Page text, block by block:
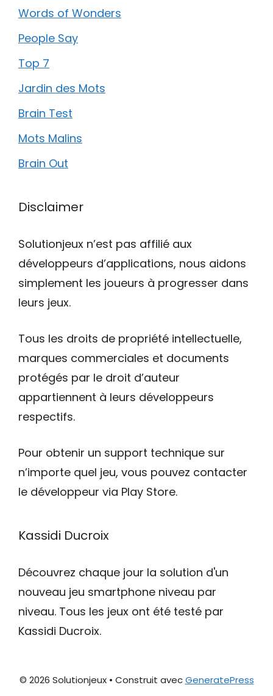
Words of Wonders
People Say
Top 7
Jardin des Mots
Brain Test
Mots Malins
Brain Out
Disclaimer
Solutionjeux n’est pas affilié aux
développeurs d’applications, nous aidons
simplement les joueurs à progresser dans
leurs jeux.
Tous les droits de propriété intellectuelle,
marques commerciales et documents
protégés par le droit d’auteur
appartiennent à leurs développeurs
respectifs.
Pour obtenir un support technique sur
n’importe quel jeu, vous pouvez contacter
le développeur via Play Store.
Kassidi Ducroix
Découvrez chaque jour la solution d'un
nouveau jeu smartphone niveau par
niveau. Tous les jeux ont été testé par
Kassidi Ducroix.
© 2026 Solutionjeux• Construit avecGeneratePress